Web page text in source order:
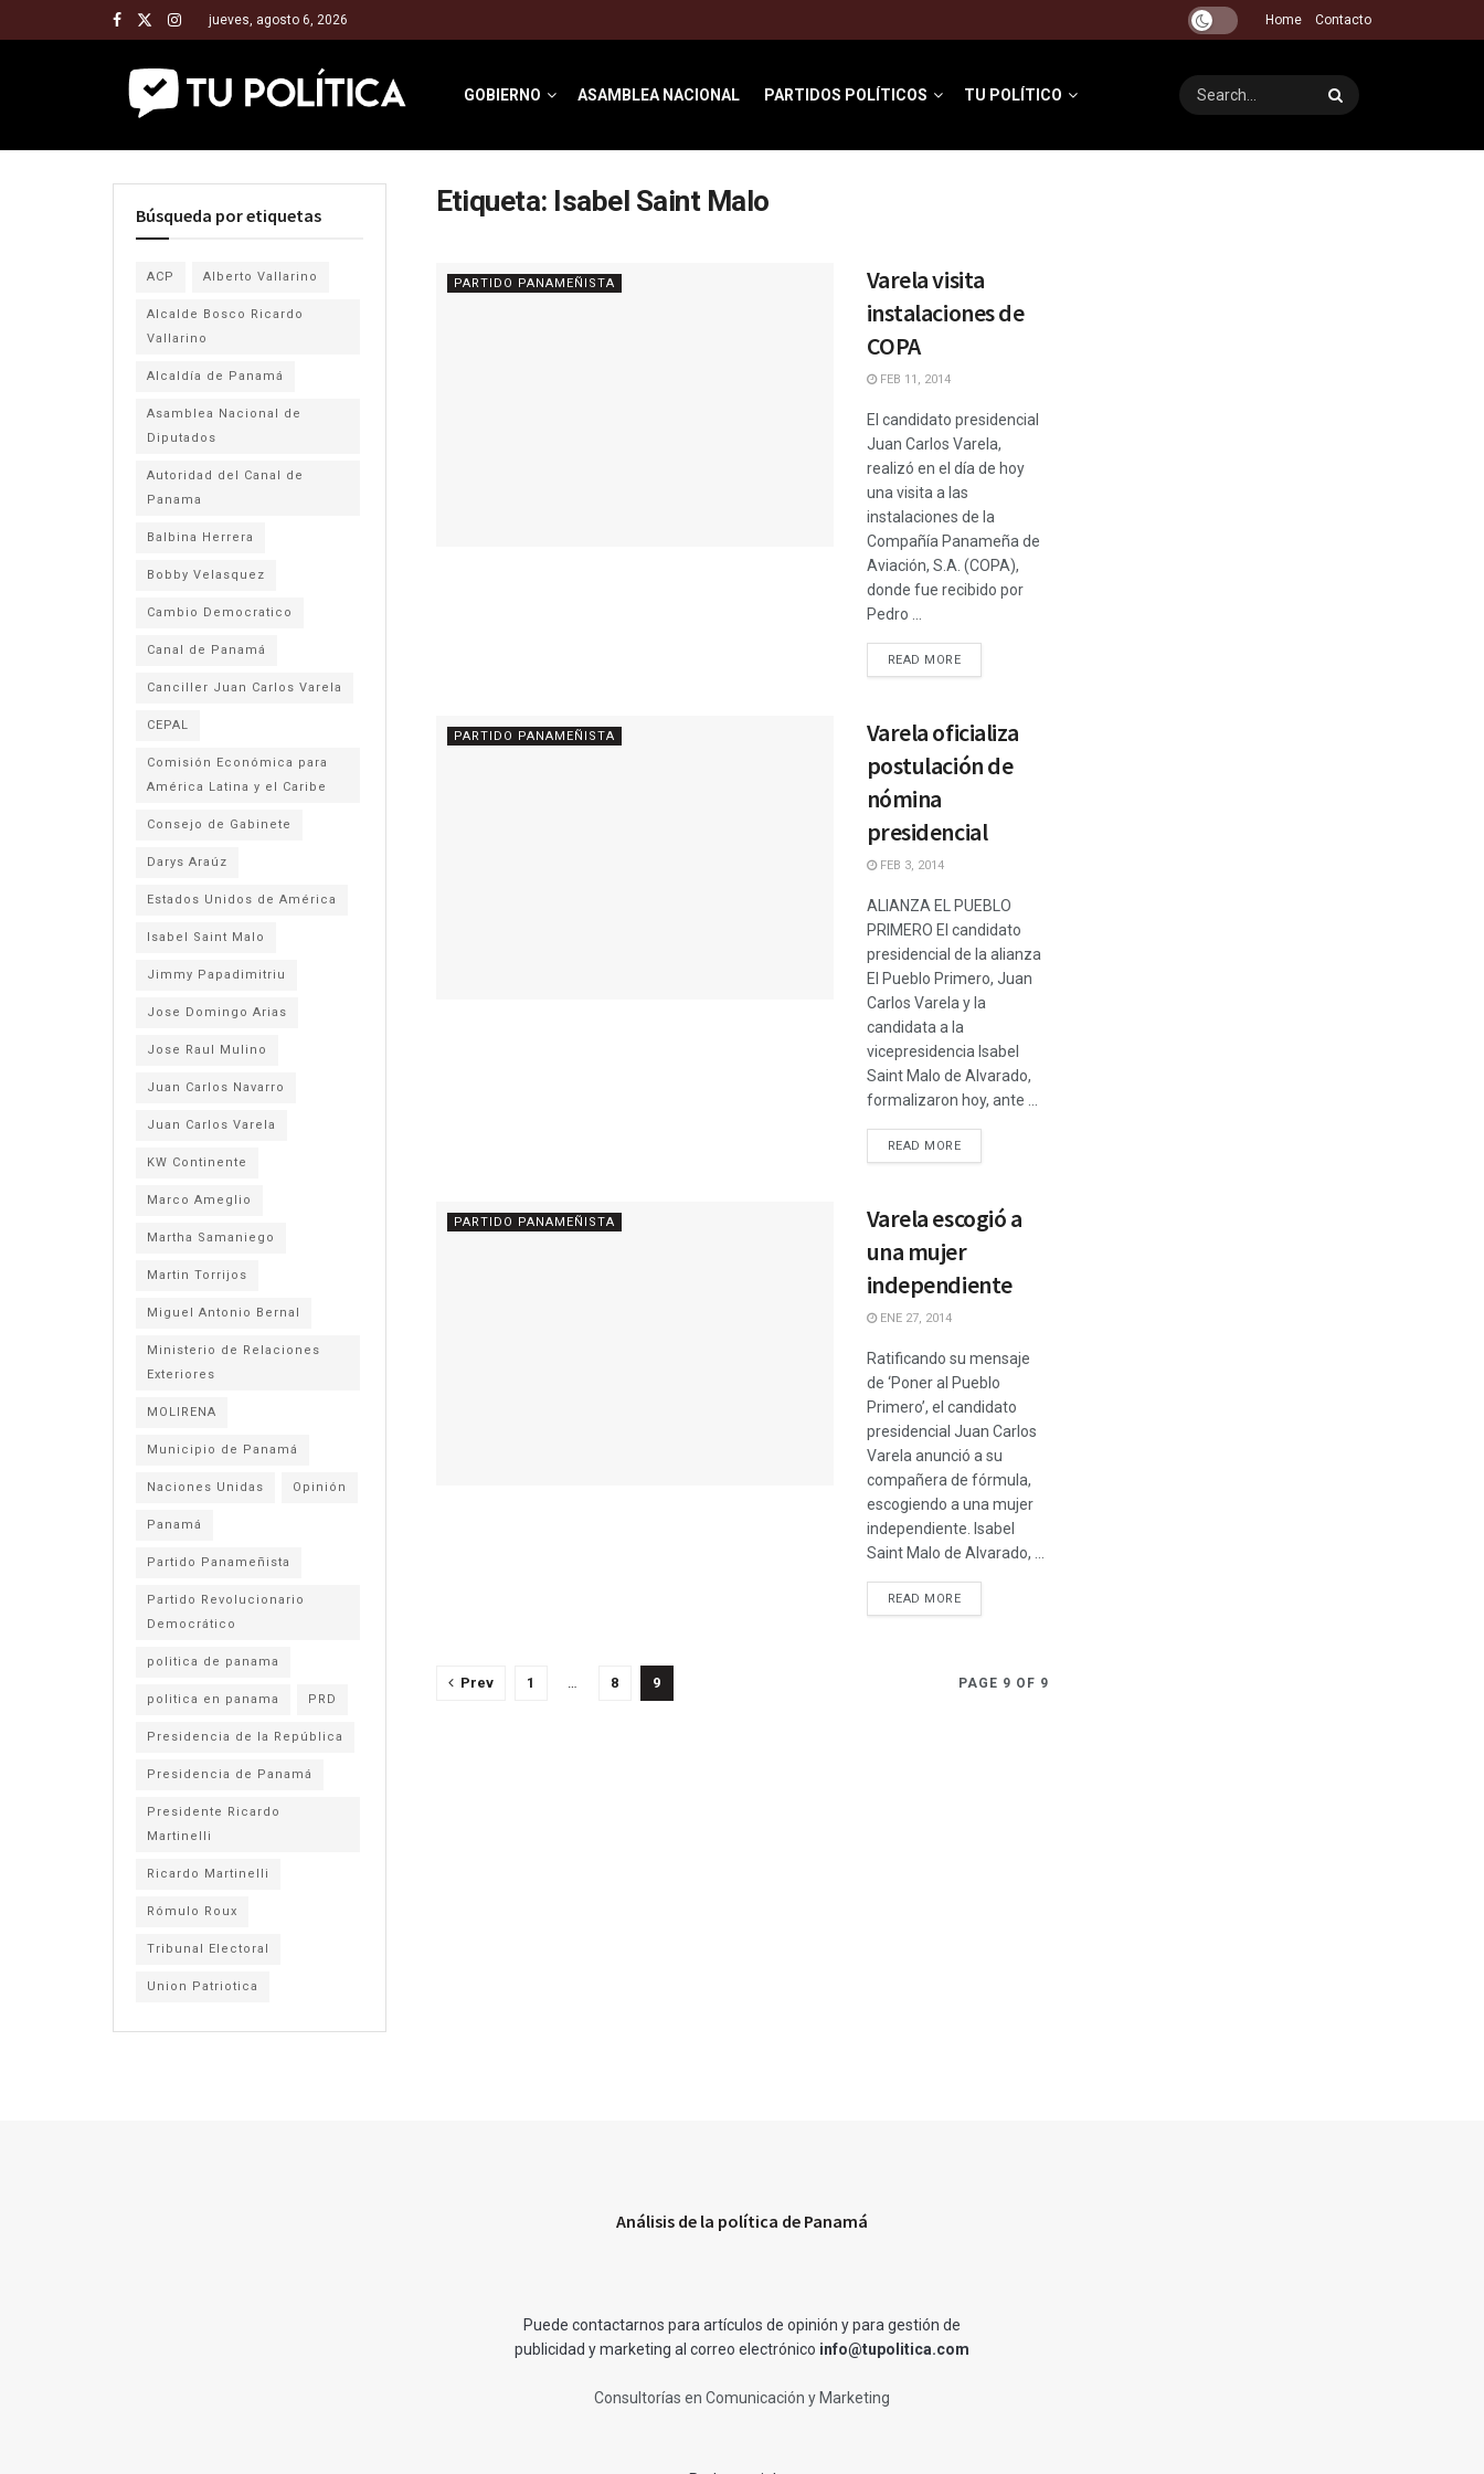
jueves, agosto 6, 2026 Home Contacto
GOBIERNO ASAMBLEA NACIONAL PARTIDOS POLÍTICOS TU POLÍTICO
Etiqueta: Isabel Saint Malo
PARTIDO PANAMEÑISTA
Varela visita
instalaciones de
COPA
FEB 11, 2014
El candidato presidencial
Juan Carlos Varela,
realizó en el día de hoy
una visita a las
instalaciones de la
Compañía Panameña de
Aviación, S.A. (COPA),
donde fue recibido por
Pedro ...
READ MORE
PARTIDO PANAMEÑISTA
Varela oficializa
postulación de
nómina
presidencial
FEB 3, 2014
ALIANZA EL PUEBLO
PRIMERO El candidato
presidencial de la alianza
El Pueblo Primero, Juan
Carlos Varela y la
candidata a la
vicepresidencia Isabel
Saint Malo de Alvarado,
formalizaron hoy, ante ...
READ MORE
PARTIDO PANAMEÑISTA
Varela escogió a
una mujer
independiente
ENE 27, 2014
Ratificando su mensaje
de ‘Poner al Pueblo
Primero’, el candidato
presidencial Juan Carlos
Varela anunció a su
compañera de fórmula,
escogiendo a una mujer
independiente. Isabel
Saint Malo de Alvarado, ...
READ MORE
PAGE 9 OF 9
Prev 1 … 8 9
Búsqueda por etiquetas
ACP Alberto Vallarino
Alcalde Bosco Ricardo
Vallarino
Alcaldía de Panamá
Asamblea Nacional de
Diputados
Autoridad del Canal de
Panama
Balbina Herrera
Bobby Velasquez
Cambio Democratico
Canal de Panamá
Canciller Juan Carlos Varela
CEPAL
Comisión Económica para
América Latina y el Caribe
Consejo de Gabinete
Darys Araúz
Estados Unidos de América
Isabel Saint Malo
Jimmy Papadimitriu
Jose Domingo Arias
Jose Raul Mulino
Juan Carlos Navarro
Juan Carlos Varela
KW Continente
Marco Ameglio
Martha Samaniego
Martin Torrijos
Miguel Antonio Bernal
Ministerio de Relaciones
Exteriores
MOLIRENA
Municipio de Panamá
Naciones Unidas Opinión
Panamá
Partido Panameñista
Partido Revolucionario
Democrático
politica de panama
politica en panama PRD
Presidencia de la República
Presidencia de Panamá
Presidente Ricardo
Martinelli
Ricardo Martinelli
Rómulo Roux
Tribunal Electoral
Union Patriotica
Análisis de la política de Panamá
Puede contactarnos para artículos de opinión y para gestión de
publicidad y marketing al correo electrónico info@tupolitica.com
Consultorías en Comunicación y Marketing